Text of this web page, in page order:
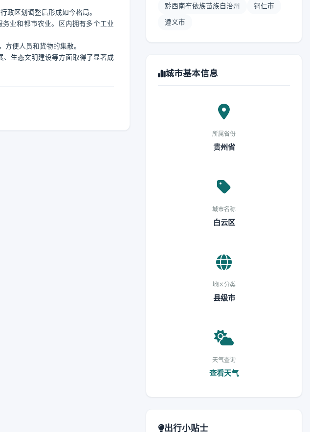
政区划调整后形成如今格局。
业和都市农业。区内拥有多个工业
便人员和货物的集散。
、生态文明建设等方面取得了显著成
黔西南布依族苗族自治州 铜仁市
遵义市
城市基本信息
所属省份
贵州省
城市名称
白云区
地区分类
县级市
天气查询
查看天气
出行小贴士